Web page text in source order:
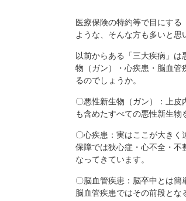
医療保険の特約等で目にす
ような、そんな方も多いと思
以前からある「三大疾病」
物（ガン）・心疾患・脳血管
るのでしょうか。
〇悪性新生物（ガン）：上
も含めたすべての悪性新生物
〇心疾患：実はここが大き
保障では狭心症・心不全・不
なってきています。
〇脳血管疾患：脳卒中とは簡
脳血管疾患ではその前段と